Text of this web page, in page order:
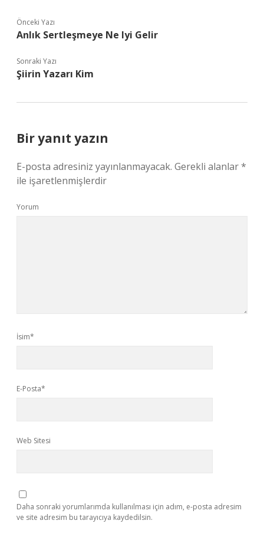
Önceki Yazı
Anlık Sertleşmeye Ne Iyi Gelir
Sonraki Yazı
Şiirin Yazarı Kim
Bir yanıt yazın
E-posta adresiniz yayınlanmayacak. Gerekli alanlar*
ile işaretlenmişlerdir
Yorum
İsim*
E-Posta*
Web Sitesi
Daha sonraki yorumlarımda kullanılması için adım, e-posta adresim
ve site adresim bu tarayıcıya kaydedilsin.